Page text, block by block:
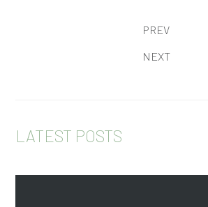
PREV
NEXT
LATEST POSTS